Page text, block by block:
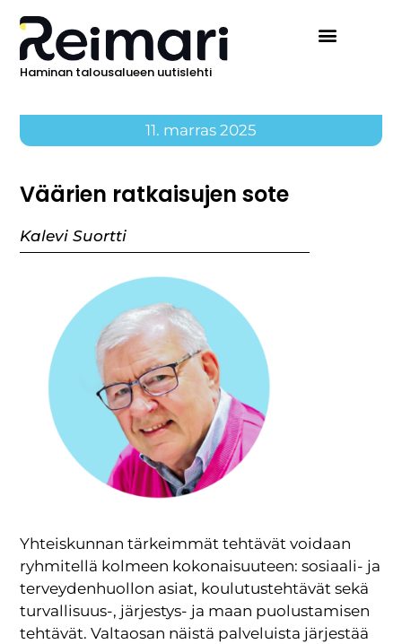
Haminan talousalueen uutislehti
11. marras 2025
Väärien ratkaisujen sote
Kalevi Suortti
Yhteiskunnan tärkeimmät tehtävät voidaan
ryhmitellä kolmeen kokonaisuuteen: sosiaali- ja
terveydenhuollon asiat, koulutustehtävät sekä
turvallisuus-, järjestys- ja maan puolustamisen
tehtävät. Valtaosan näistä palveluista järjestää